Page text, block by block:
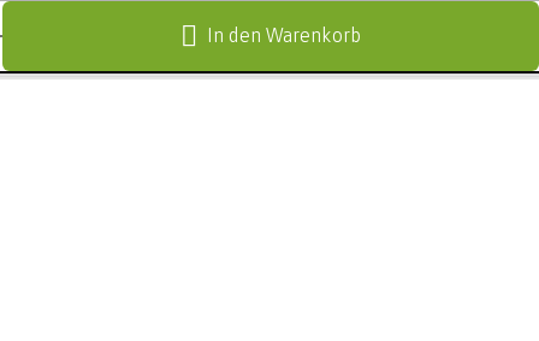
In den Warenkorb